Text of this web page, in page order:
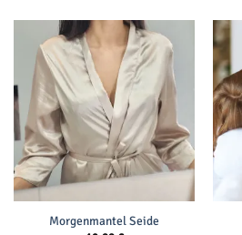
Morgenmantel Seide